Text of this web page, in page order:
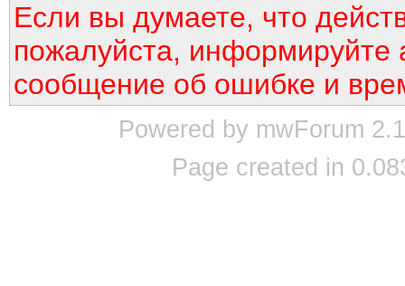
Если вы думаете, что
пожалуйста, информируйте
сообщение об ошибке и
Powered by mwForum
Page created in